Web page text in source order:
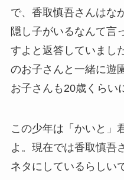
で、香取慎吾さんはな
隠し子がいるなんて言
すよと返答していまし
のお子さんと一緒に遊
お子さんも20歳くらい
この少年は「かいと」
よ。現在では香取慎吾
ネタにしているらしい